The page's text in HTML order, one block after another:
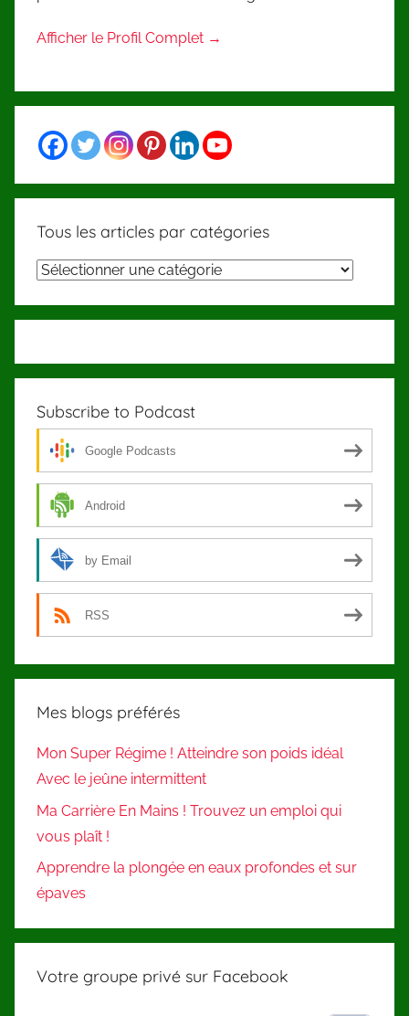
Afficher le Profil Complet →
Tous les articles par catégories
Tous
articles
Subscribe to Podcast
Google Podcasts
Android
by Email
RSS
Mes blogs préférés
Mon Super Régime ! Atteindre son poids idéal
Avec le jeûne intermittent
Ma Carrière En Mains ! Trouvez un emploi qui
vous plaît !
Apprendre la plongée en eaux profondes et sur
épaves
Votre groupe privé sur Facebook